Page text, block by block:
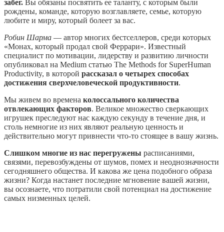
забег. Вы обязаны посвятить ее таланту, с которым были
рождены, команде, которую возглавляете, семье, которую
любите и миру, который болеет за вас.
Робин Шарма — автор многих бестселлеров, среди которых
«Монах, который продал свой Феррари». Известный
специалист по мотивации, лидерству и развитию личности
опубликовал на Medium статью The Methods for SuperHuman
Productivity, в которой рассказал о четырех способах
достижения сверхчеловеческой продуктивности.
Мы живем во времена колоссального количества
отвлекающих факторов. Великое множество сверкающих
игрушек преследуют нас каждую секунду в течение дня, и
столь немногие из них являют реальную ценность и
действительно могут привнести что-то стоящее в вашу жизнь.
Слишком многие из нас перегружены расписаниями,
связями, перевозбуждены от шумов, помех и неоднозначности
сегодняшнего общества. И какова же цена подобного образа
жизни? Когда настанет последние мгновение вашей жизни,
вы осознаете, что потратили свой потенциал на достижение
самых низменных целей.